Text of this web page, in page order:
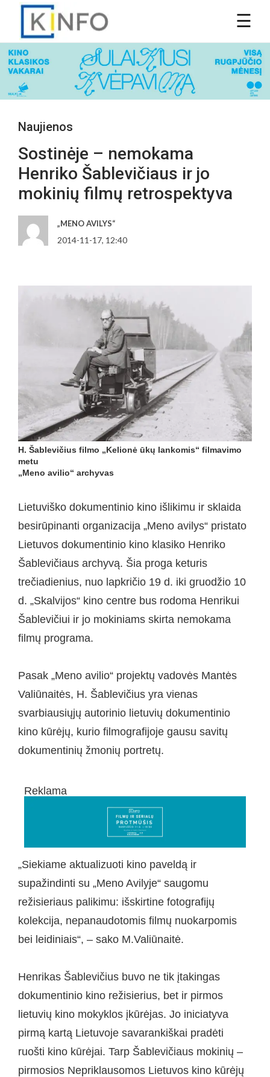
Naujienos
Sostinėje – nemokama
Henriko Šablevičiaus ir jo
mokinių filmų retrospektyva
„MENO AVILYS“
2014-11-17, 12:40
H. Šablevičius filmo „Kelionė ūkų lankomis“ filmavimo
metu
„Meno avilio“ archyvas
Lietuviško dokumentinio kino išlikimu ir sklaida
besirūpinanti organizacija „Meno avilys“ pristato
Lietuvos dokumentinio kino klasiko Henriko
Šablevičiaus archyvą. Šia proga keturis
trečiadienius, nuo lapkričio 19 d. iki gruodžio 10
d. „Skalvijos“ kino centre bus rodoma Henrikui
Šablevičiui ir jo mokiniams skirta nemokama
filmų programa.
Pasak „Meno avilio“ projektų vadovės Mantės
Valiūnaitės, H. Šablevičius yra vienas
svarbiausiųjų autorinio lietuvių dokumentinio
kino kūrėjų, kurio filmografijoje gausu savitų
dokumentinių žmonių portretų.
Reklama
„Siekiame aktualizuoti kino paveldą ir
supažindinti su „Meno Avilyje“ saugomu
režisieriaus palikimu: išskirtine fotografijų
kolekcija, nepanaudotomis filmų nuokarpomis
bei leidiniais“, – sako M.Valiūnaitė.
Henrikas Šablevičius buvo ne tik įtakingas
dokumentinio kino režisierius, bet ir pirmos
lietuvių kino mokyklos įkūrėjas. Jo iniciatyva
pirmą kartą Lietuvoje savarankiškai pradėti
ruošti kino kūrėjai. Tarp Šablevičiaus mokinių –
pirmosios Nepriklausomos Lietuvos kino kūrėjų